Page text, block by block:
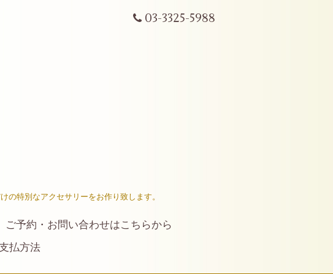
03-3325-5988
の特別なアクセサリーをお作り致します。
ご予約・お問い合わせはこちらから
払方法